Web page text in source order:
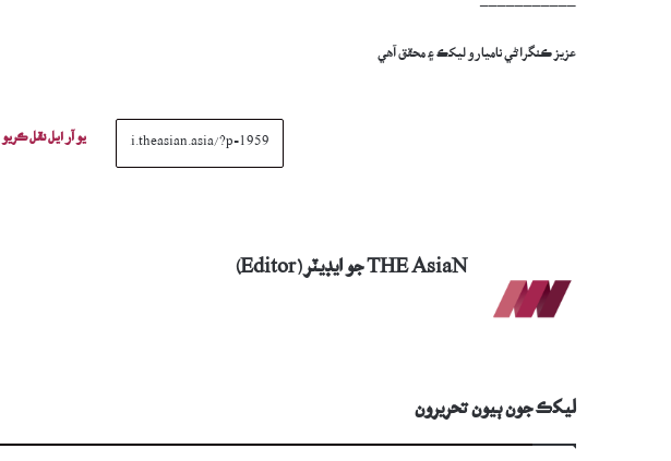
عزيز ڪنگراڻي ناميارو ليکڪ ۽ محقق آھي
يو آر ايل نقل ڪريو
THE AsiaN جو ايڊيٽر (Editor)
ليکڪ جون ٻيون تحريرون